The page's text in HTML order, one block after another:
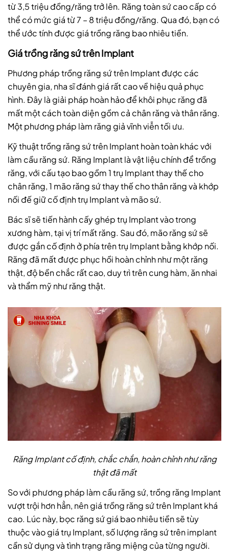
từ 3,5 triệu đồng/răng trở lên. Răng toàn sứ cao cấp có
thể có mức giá từ 7 – 8 triệu đồng/răng. Qua đó, bạn có
thể ước tính được giá trồng răng bao nhiêu tiền.
Giá trồng răng sứ trên Implant
Phương pháp trồng răng sứ trên Implant được các
chuyên gia, nha sĩ đánh giá rất cao về hiệu quả phục
hình. Đây là giải pháp hoàn hảo để khôi phục răng đã
mất một cách toàn diện gồm cả chân răng và thân răng.
Một phương pháp làm răng giả vĩnh viễn tối ưu.
Kỹ thuật trồng răng sứ trên Implant hoàn toàn khác với
làm cầu răng sứ. Răng Implant là vật liệu chính để trồng
răng, với cấu tạo bao gồm 1 trụ Implant thay thế cho
chân răng, 1 mão răng sứ thay thế cho thân răng và khớp
nối đế giữ cố định trụ Implant và mão sứ.
Bác sĩ sẽ tiến hành cấy ghép trụ Implant vào trong
xương hàm, tại vị trí mất răng. Sau đó, mão răng sứ sẽ
được gắn cố định ở phía trên trụ Implant bằng khớp nối.
Răng đã mất được phục hồi hoàn chỉnh như một răng
thật, độ bền chắc rất cao, duy trì trên cung hàm, ăn nhai
và thẩm mỹ như răng thật.
Răng Implant cố định, chắc chắn, hoàn chỉnh như răng
thật đã mất
So với phương pháp làm cầu răng sứ, trồng răng Implant
vượt trội hơn hẳn, nên giá trồng răng sứ trên Implant khá
cao. Lúc này, bọc răng sứ giá bao nhiêu tiền sẽ tùy
thuộc vào giá trụ Implant, số lượng răng sứ trên implant
cần sử dụng và tình trạng răng miệng của từng người.